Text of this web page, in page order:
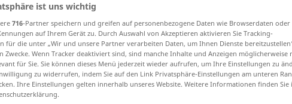
ist uns wichtig
716-Partner speichern und greifen auf personenbezogene Daten wie Browserdaten oder
auf Ihrem Gerät zu. Durch Auswahl von Akzeptieren aktivieren Sie Tracking-
für die unter „Wir und unsere Partner verarbeiten Daten, um Ihnen Dienste
Zwecke. Wenn Tracker deaktiviert sind, sind manche Inhalte und Anzeigen möglicherweise
für Sie. Sie können dieses Menü jederzeit wieder aufrufen, um Ihre Einstellungen zu
zu widerrufen, indem Sie auf den Link Privatsphäre-Einstellungen am unteren
Ihre Einstellungen gelten innerhalb unseres Website. Weitere Informationen finden Sie